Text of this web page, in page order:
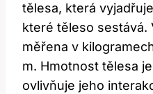
tělesa, která
které těleso sestává.
měřena v
m. Hmotnost tělesa
ovlivňuje jeho